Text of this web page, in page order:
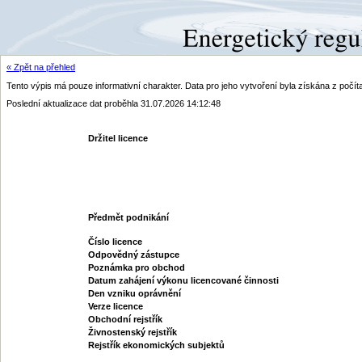
« Zpět na přehled
Tento výpis má pouze informativní charakter. Data pro jeho vytvoření byla získána z
Poslední aktualizace dat proběhla 31.07.2026 14:12:48
Držitel licence
Předmět podnikání
Číslo licence
Odpovědný zástupce
Poznámka pro obchod
Datum zahájení výkonu licencované činnosti
Den vzniku oprávnění
Verze licence
Obchodní rejstřík
Živnostenský rejstřík
Rejstřík ekonomických subjektů